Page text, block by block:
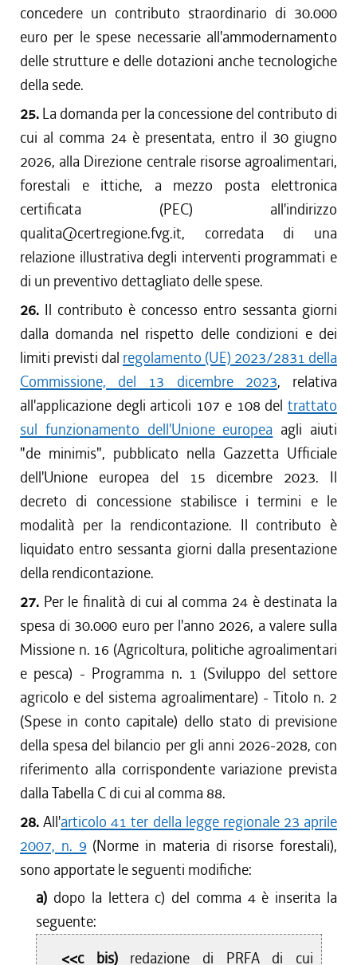
concedere un contributo straordinario di 30.000
euro per le spese necessarie all'ammodernamento
delle strutture e delle dotazioni anche tecnologiche
della sede.
25. La domanda per la concessione del contributo di
cui al comma 24 è presentata, entro il 30 giugno
2026, alla Direzione centrale risorse agroalimentari,
forestali e ittiche, a mezzo posta elettronica
certificata (PEC) all'indirizzo
qualita@certregione.fvg.it, corredata di una
relazione illustrativa degli interventi programmati e
di un preventivo dettagliato delle spese.
26. Il contributo è concesso entro sessanta giorni
dalla domanda nel rispetto delle condizioni e dei
limiti previsti dal regolamento (UE) 2023/2831 della
Commissione, del 13 dicembre 2023, relativa
all'applicazione degli articoli 107 e 108 del trattato
sul funzionamento dell'Unione europea agli aiuti
"de minimis", pubblicato nella Gazzetta Ufficiale
dell'Unione europea del 15 dicembre 2023. Il
decreto di concessione stabilisce i termini e le
modalità per la rendicontazione. Il contributo è
liquidato entro sessanta giorni dalla presentazione
della rendicontazione.
27. Per le finalità di cui al comma 24 è destinata la
spesa di 30.000 euro per l'anno 2026, a valere sulla
Missione n. 16 (Agricoltura, politiche agroalimentari
e pesca) - Programma n. 1 (Sviluppo del settore
agricolo e del sistema agroalimentare) - Titolo n. 2
(Spese in conto capitale) dello stato di previsione
della spesa del bilancio per gli anni 2026-2028, con
riferimento alla corrispondente variazione prevista
dalla Tabella C di cui al comma 88.
28.All'articolo 41 ter della legge regionale 23 aprile
2007, n. 9 (Norme in materia di risorse forestali),
sono apportate le seguenti modifiche:
a) dopo la lettera c) del comma 4 è inserita la
seguente:
<<c bis) redazione di PRFA di cui